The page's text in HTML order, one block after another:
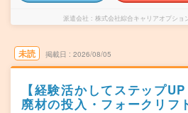
派遣会社 株式会社綜合キャリアオプショ
未読 掲載日 2026/08/05
【経験活かしてステップ
廃材の投入・フォークリフ